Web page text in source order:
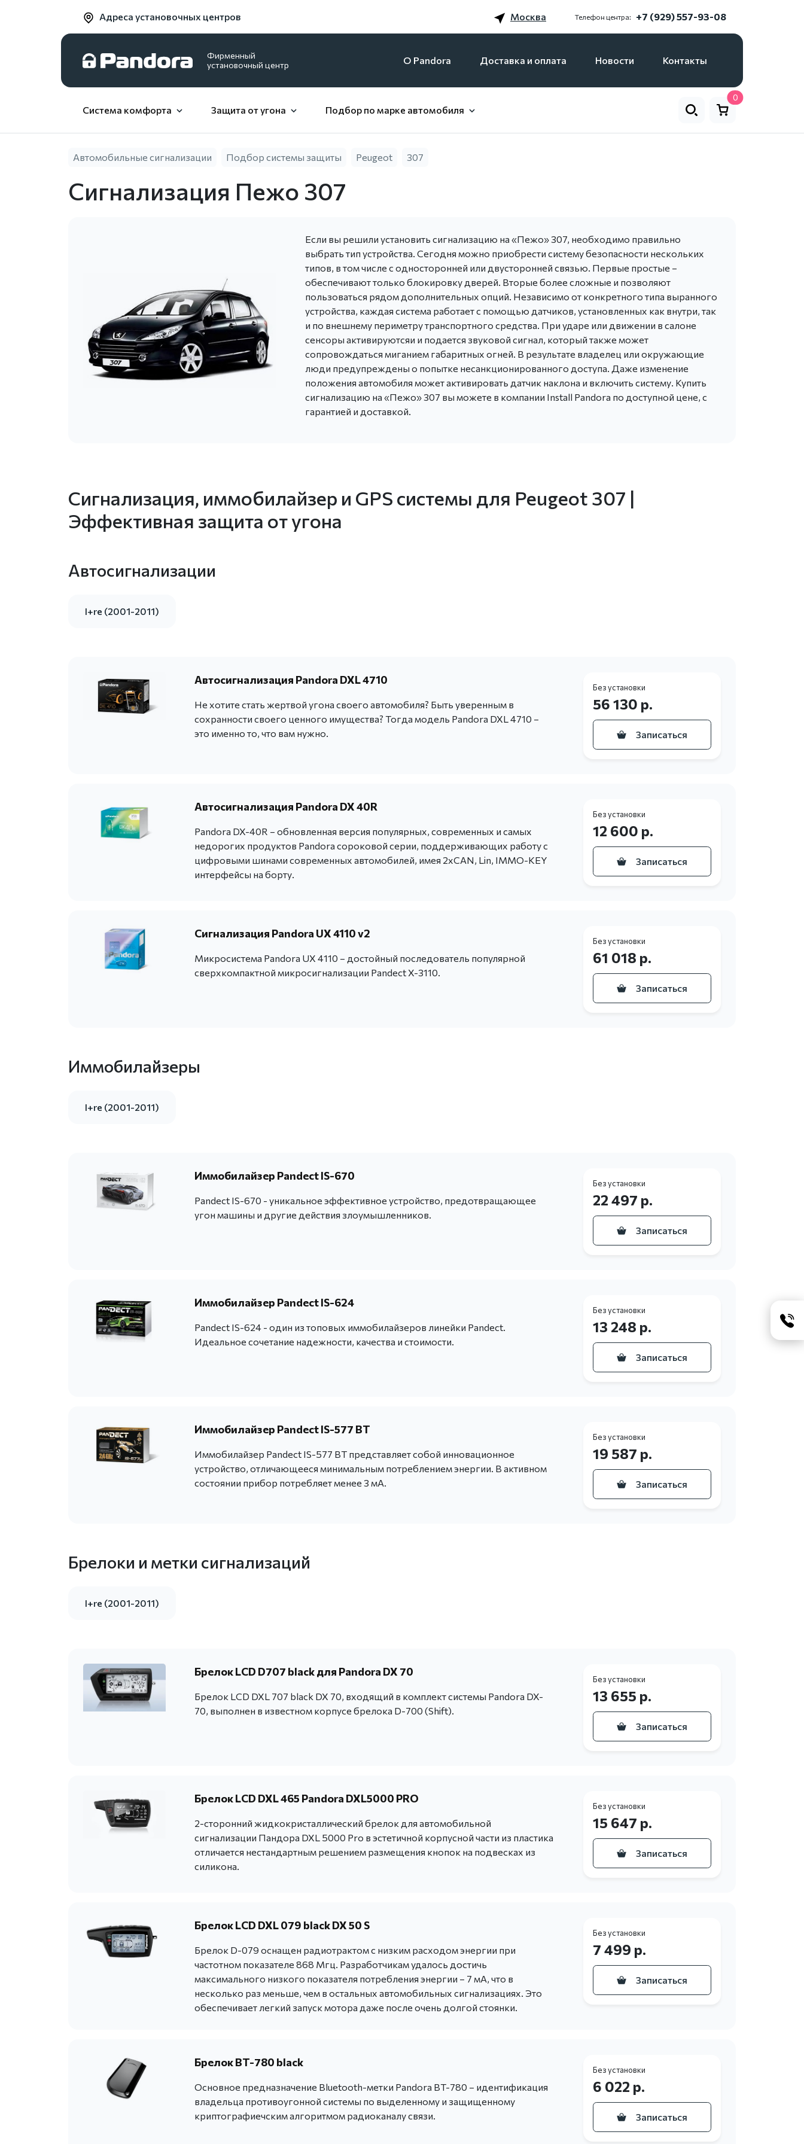
Адреса установочных центров Москва Телефон центра: +7 (929) 557-93-08
Фирменный
установочный центр
O Pandora Доставка и оплата Новости Контакты
Система комфорта Защита от угона Подбор по марке автомобиля
0
Автомобильные сигнализации Подбор системы защиты Peugeot 307
Сигнализация Пежо 307
Если вы решили установить сигнализацию на «Пежо» 307, необходимо правильно
выбрать тип устройства. Сегодня можно приобрести систему безопасности нескольких
типов, в том числе с односторонней или двусторонней связью. Первые простые –
обеспечивают только блокировку дверей. Вторые более сложные и позволяют
пользоваться рядом дополнительных опций. Независимо от конкретного типа выранного
устройства, каждая система работает с помощью датчиков, установленных как внутри, так
и по внешнему периметру транспортного средства. При ударе или движении в салоне
сенсоры активируютсяи и подается звуковой сигнал, который также может
сопровождаться миганием габаритных огней. В результате владелец или окружающие
люди предупреждены о попытке несанкционированного доступа. Даже изменение
положения автомобиля может активировать датчик наклона и включить систему. Купить
сигнализацию на «Пежо» 307 вы можете в компании Install Pandora по доступной цене, с
гарантией и доставкой.
Сигнализация, иммобилайзер и GPS системы для Peugeot 307 |
Эффективная защита от угона
Автосигнализации
I+re (2001-2011)
Автосигнализация Pandora DXL 4710
Не хотите стать жертвой угона своего автомобиля? Быть уверенным в
сохранности своего ценного имущества? Тогда модель Pandora DXL 4710 –
это именно то, что вам нужно.
Без установки
56 130 р.
Записаться
Автосигнализация Pandora DX 40R
Pandora DX-40R – обновленная версия популярных, современных и самых
недорогих продуктов Pandora сороковой серии, поддерживающих работу с
цифровыми шинами современных автомобилей, имея 2хCAN, Lin, IMMO-KEY
интерфейсы на борту.
Без установки
12 600 р.
Записаться
Сигнализация Pandora UX 4110 v2
Микросистема Pandora UX 4110 – достойный последователь популярной
сверхкомпактной микросигнализации Pandect X-3110.
Без установки
61 018 р.
Записаться
Иммобилайзеры
I+re (2001-2011)
Иммобилайзер Pandect IS-670
Pandect IS-670 - уникальное эффективное устройство, предотвращающее
угон машины и другие действия злоумышленников.
Без установки
22 497 р.
Записаться
Иммобилайзер Pandect IS-624
Pandect IS-624 - один из топовых иммобилайзеров линейки Pandect.
Идеальное сочетание надежности, качества и стоимости.
Без установки
13 248 р.
Записаться
Иммобилайзер Pandect IS-577 BT
Иммобилайзер Pandect IS-577 BT представляет собой инновационное
устройство, отличающееся минимальным потреблением энергии. В активном
состоянии прибор потребляет менее 3 мА.
Без установки
19 587 р.
Записаться
Брелоки и метки сигнализаций
I+re (2001-2011)
Брелок LCD D707 black для Pandora DX 70
Брелок LCD DXL 707 black DX 70, входящий в комплект системы Pandora DX-
70, выполнен в известном корпусе брелока D-700 (Shift).
Без установки
13 655 р.
Записаться
Брелок LCD DXL 465 Pandora DXL5000 PRO
2-сторонний жидкокристаллический брелок для автомобильной
сигнализации Пандора DXL 5000 Pro в эстетичной корпусной части из пластика
отличается нестандартным решением размещения кнопок на подвесках из
силикона.
Без установки
15 647 р.
Записаться
Брелок LCD DXL 079 black DX 50 S
Брелок D-079 оснащен радиотрактом с низким расходом энергии при
частотном показателе 868 Мгц. Разработчикам удалось достичь
максимального низкого показателя потребления энергии – 7 мА, что в
несколько раз меньше, чем в остальных автомобильных сигнализациях. Это
обеспечивает легкий запуск мотора даже после очень долгой стоянки.
Без установки
7 499 р.
Записаться
Брелок BT-780 black
Основное предназначение Bluetooth-метки Pandora BT-780 – идентификация
владельца противоугонной системы по выделенному и защищенному
криптографиечским алгоритмом радиоканалу связи.
Без установки
6 022 р.
Записаться